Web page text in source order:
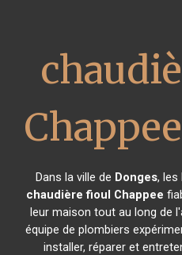
Chappee
Dans la ville de Donges, les
chaudière fioul Chappee
leur maison tout au long de
équipe de plombiers
installer, réparer et